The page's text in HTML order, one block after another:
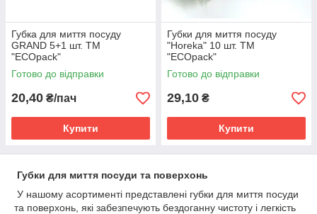
Губка для миття посуду
GRAND 5+1 шт. ТМ
"ECOpack"
Готово до відправки
20,40 ₴/пач
Купити
Губки для миття посуду
"Horeka" 10 шт. ТМ
"ECOpack"
Готово до відправки
29,10 ₴
Купити
Губки для миття посуди та поверхонь
У нашому асортименті представлені губки для миття посуди
та поверхонь, які забезпечують бездоганну чистоту і легкість